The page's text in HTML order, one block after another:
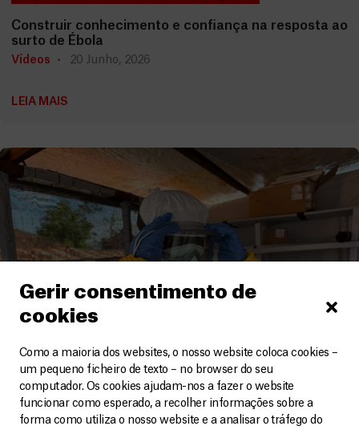
Gerir consentimento de
cookies
Como a maioria dos websites, o nosso website coloca cookies –
um pequeno ficheiro de texto – no browser do seu
computador. Os cookies ajudam-nos a fazer o website
funcionar como esperado, a recolher informações sobre a
forma como utiliza o nosso website e a analisar o tráfego do
Construir conhecimento e confiança na resposta ao
surto de Ébola
Vídeos 20 Junho, 2026
LEIA MAIS